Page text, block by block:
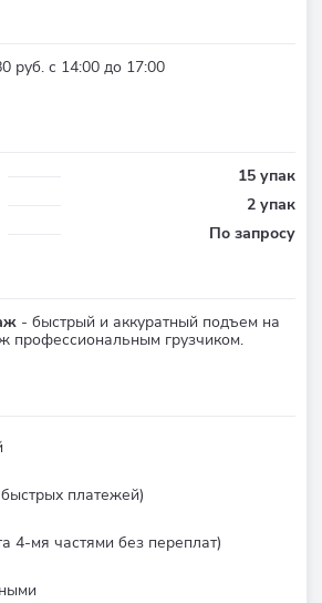
руб. с 14:00 до 17:00
15 упак
2 упак
По запросу
- быстрый и аккуратный подъем на
профессиональным грузчиком.
платежей)
4-мя частями без переплат)